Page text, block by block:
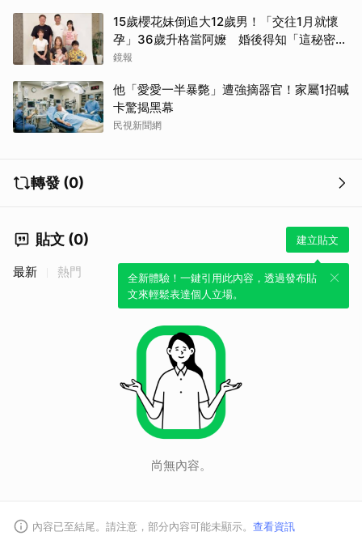
15歲櫻花妹倒追大12歲男！「交往1月就懷
孕」36歲升格當阿嬤 婚後得知「這秘密」
傻眼了
鏡報
他「愛愛一半暴斃」遭強摘器官！家屬1招喊
卡驚揭黑幕
民視新聞網
轉發 (0)
貼文 (0) 建立貼文
全新體驗！一鍵引用此內容，透過發布貼
文來輕鬆表達個人立場。
最新 熱門
尚無內容。
內容已至結尾。請注意，部分內容可能未顯示。 查看資訊